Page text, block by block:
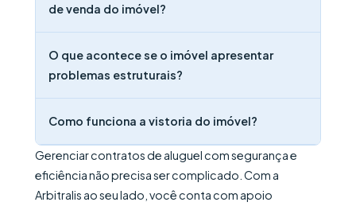
de venda do imóvel?
O que acontece se o imóvel apresentar
problemas estruturais?
Como funciona a vistoria do imóvel?
Gerenciar contratos de aluguel com segurança e
eficiência não precisa ser complicado. Com a
Arbitralis ao seu lado, você conta com apoio